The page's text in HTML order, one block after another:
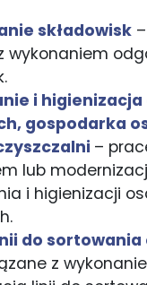
składowisk
wykonaniem
i higienizacja
gospodarka
–
lub
i higienizacji
do
z